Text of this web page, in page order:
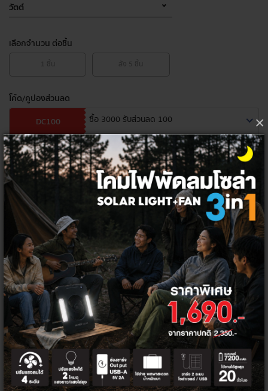
×
วัตต์
เลือกจำนวน ต่อชิ้น
โค้ด/คูปองส่วนลด
DC100 ซื้อ 3000 รับส่วนลด 100
DC200 ซื้อ 5000 รับส่วนลด 200
ซื้อ 10000 รับส่วนลด 500
HITEK5PER ส่วนลดท้ายบิล 5%
จำนวน
เพิ่มลงตะกร้า ซื้อเลย
กลุ่มสินค้า: สินค้าพลังงานแสงอาทิตย์